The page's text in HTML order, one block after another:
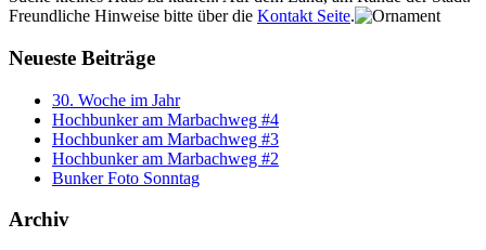
Freundliche Hinweise bitte über die Kontakt Seite.
Neueste Beiträge
30. Woche im Jahr
Hochbunker am Marbachweg #4
Hochbunker am Marbachweg #3
Hochbunker am Marbachweg #2
Bunker Foto Sonntag
Archiv